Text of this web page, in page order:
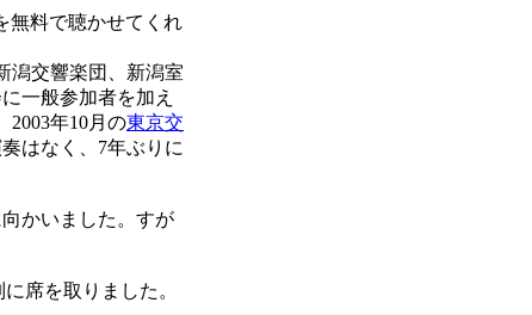
無料で聴かせてくれ
潟交響楽団、新潟室
一般参加者を加え
2003年10月の東京交
はなく、7年ぶりに
かいました。すが
席を取りました。